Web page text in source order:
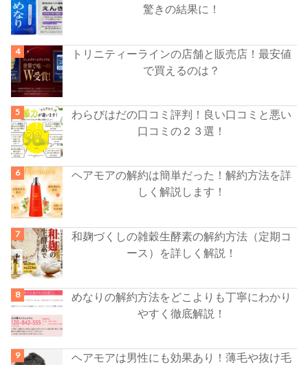
驚きの結果に！
トリニティーラインの店舗と販売店！最安値
で買えるのは？
わらびはだの口コミ評判！良い口コミと悪い
口コミの２３選！
ヘアモアの解約は簡単だった！解約方法を詳
しく解説します！
和麹づくしの雑穀生酵素の解約方法（定期コ
ース）を詳しく解説！
めなりの解約方法をどこよりも丁寧にわかり
やすく徹底解説！
ヘアモアは男性にも効果あり！薄毛や抜け毛